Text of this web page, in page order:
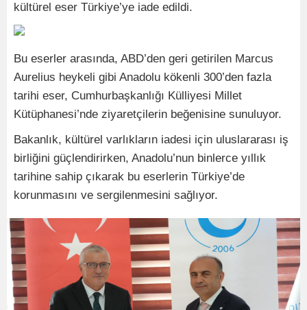
kültürel eser Türkiye’ye iade edildi.
Bu eserler arasında, ABD’den geri getirilen Marcus
Aurelius heykeli gibi Anadolu kökenli 300’den fazla
tarihi eser, Cumhurbaşkanlığı Külliyesi Millet
Kütüphanesi’nde ziyaretçilerin beğenisine sunuluyor.
Bakanlık, kültürel varlıkların iadesi için uluslararası iş
birliğini güçlendirirken, Anadolu’nun binlerce yıllık
tarihine sahip çıkarak bu eserlerin Türkiye’de
korunmasını ve sergilenmesini sağlıyor.